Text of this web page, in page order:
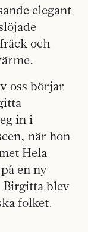
elegant
och
oss börjar
in i
när hon
Hela
en ny
Birgitta blev
folket.